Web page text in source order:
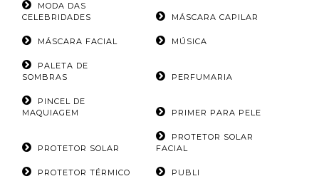
MODA DAS
CELEBRIDADES
MÁSCARA CAPILAR
MÁSCARA FACIAL MÚSICA
PALETA DE
SOMBRAS
PERFUMARIA
PINCEL DE
MAQUIAGEM
PRIMER PARA PELE
PROTETOR SOLAR
PROTETOR SOLAR
FACIAL
PROTETOR TÉRMICO PUBLI